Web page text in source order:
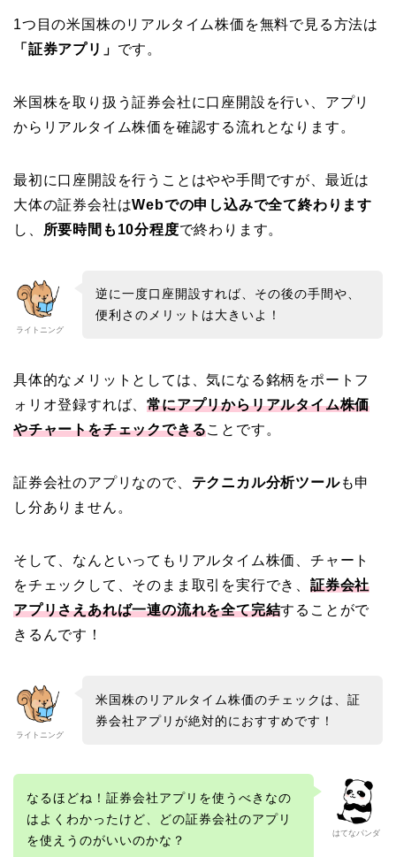
1つ目の米国株のリアルタイム株価を無料で見る方法は
「証券アプリ」 です。
米国株を取り扱う証券会社に口座開設を行い、アプリ
からリアルタイム株価を確認する流れとなります。
最初に口座開設を行うことはやや手間ですが、最近は
大体の証券会社はWebでの申し込みで全て終わります
し、
所要時間も10分程度で終わります。
ライトニング
逆に一度口座開設すれば、その後の手間や、
便利さのメリットは大きいよ！
具体的なメリットとしては、気になる銘柄をポートフ
ォリオ登録すれば、常にアプリからリアルタイム株価
やチャートをチェックできることです。
証券会社のアプリなので、 テクニカル分析ツールも申
し分ありません。
そして、なんといってもリアルタイム株価、チャート
をチェックして、そのまま取引を実行でき、 証券会社
アプリさえあれば一連の流れを全て完結することがで
きるんです！
ライトニング
米国株のリアルタイム株価のチェックは、証
券会社アプリが絶対的におすすめです！
はてなパンダ
なるほどね！証券会社アプリを使うべきなの
はよくわかったけど、どの証券会社のアプリ
を使えうのがいいのかな？